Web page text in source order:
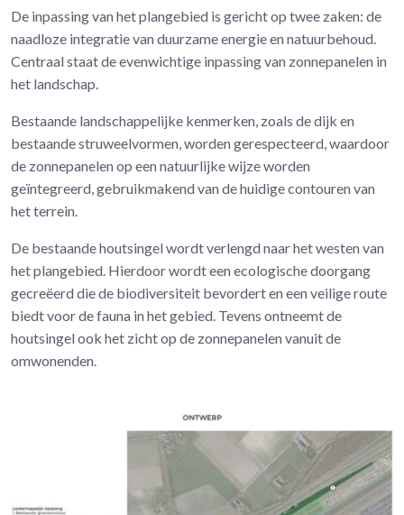
De inpassing van het plangebied is gericht op twee zaken: de
naadloze integratie van duurzame energie en natuurbehoud.
Centraal staat de evenwichtige inpassing van zonnepanelen in
het landschap.
Bestaande landschappelijke kenmerken, zoals de dijk en
bestaande struweelvormen, worden gerespecteerd, waardoor
de zonnepanelen op een natuurlijke wijze worden
geïntegreerd, gebruikmakend van de huidige contouren van
het terrein.
De bestaande houtsingel wordt verlengd naar het westen van
het plangebied. Hierdoor wordt een ecologische doorgang
gecreëerd die de biodiversiteit bevordert en een veilige route
biedt voor de fauna in het gebied. Tevens ontneemt de
houtsingel ook het zicht op de zonnepanelen vanuit de
omwonenden.